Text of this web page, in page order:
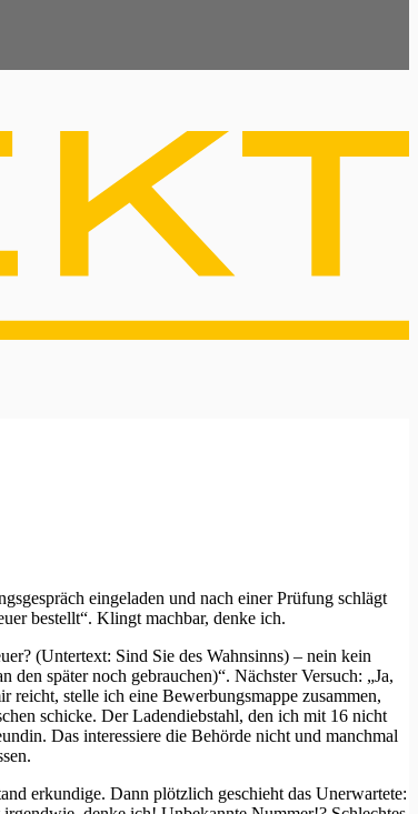
eingeladen und nach einer Prüfung schlägt
bestellt“. Klingt machbar, denke ich.
(Untertext: Sind Sie des Wahnsinns) – nein kein
später noch gebrauchen)“. Nächster Versuch: „Ja,
stelle ich eine Bewerbungsmappe zusammen,
schicke. Der Ladendiebstahl, den ich mit 16 nicht
Das interessiere die Behörde nicht und manchmal
erkundige. Dann plötzlich geschieht das Unerwartete: